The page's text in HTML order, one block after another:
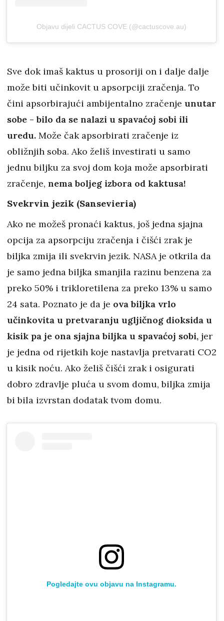
Objavu dijeli CACTUS COVE (@cactuscove.au)
Sve dok imaš kaktus u prosoriji on i dalje dalje
može biti učinkovit u apsorpciji zračenja. To
čini apsorbirajući ambijentalno zračenje unutar
sobe - bilo da se nalazi u spavaćoj sobi ili
uredu. Može čak apsorbirati zračenje iz
obližnjih soba. Ako želiš investirati u samo
jednu biljku za svoj dom koja može apsorbirati
zračenje, nema boljeg izbora od kaktusa!
Svekrvin jezik (Sansevieria)
Ako ne možeš pronaći kaktus, još jedna sjajna
opcija za apsorpciju zračenja i čišći zrak je
biljka zmija ili svekrvin jezik. NASA je otkrila da
je samo jedna biljka smanjila razinu benzena za
preko 50% i trikloretilena za preko 13% u samo
24 sata. Poznato je da je ova biljka vrlo
učinkovita u pretvaranju ugljičnog dioksida u
kisik pa je ona sjajna biljka u spavaćoj sobi, jer
je jedna od rijetkih koje nastavlja pretvarati CO2
u kisik noću. Ako želiš čišći zrak i osigurati
dobro zdravlje pluća u svom domu, biljka zmija
bi bila izvrstan dodatak tvom domu.
Pogledajte ovu objavu na Instagramu.